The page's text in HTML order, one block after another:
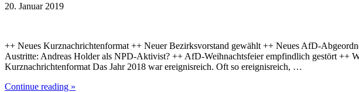
20. Januar 2019
++ Neues Kurznachrichtenformat ++ Neuer Bezirksvorstand gewählt ++ Neues AfD-
Austritte: Andreas Holder als NPD-Aktivist? ++ AfD-Weihnachtsfeier empfindlich gestört ++
Kurznachrichtenformat Das Jahr 2018 war ereignisreich. Oft so ereignisreich, …
Continue reading »